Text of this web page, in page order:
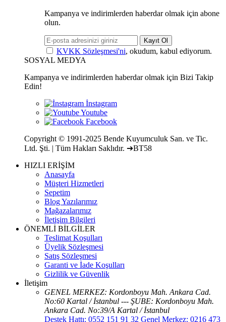
Kampanya ve indirimlerden haberdar olmak için abone
olun.
Kayıt Ol
KVKK Sözleşmesi'ni, okudum, kabul ediyorum.
SOSYAL MEDYA
Kampanya ve indirimlerden haberdar olmak için Bizi Takip
Edin!
Copyright © 1991-2025 Bende Kuyumculuk San. ve Tic.
Ltd. Şti. | Tüm Hakları Saklıdır. ➔BT58
HIZLI ERİŞİM
Anasayfa
Müşteri Hizmetleri
Sepetim
Blog Yazılarımız
Mağazalarımız
İletişim Bilgileri
ÖNEMLİ BİLGİLER
Teslimat Koşulları
Üyelik Sözleşmesi
Satış Sözleşmesi
Garanti ve İade Koşulları
Gizlilik ve Güvenlik
İletişim
GENEL MERKEZ: Kordonboyu Mah. Ankara Cad.
No:60 Kartal / İstanbul --- ŞUBE: Kordonboyu Mah.
Ankara Cad. No:39/A Kartal / İstanbul
Destek Hattı: 0552 151 91 32 Genel Merkez: 0216 473